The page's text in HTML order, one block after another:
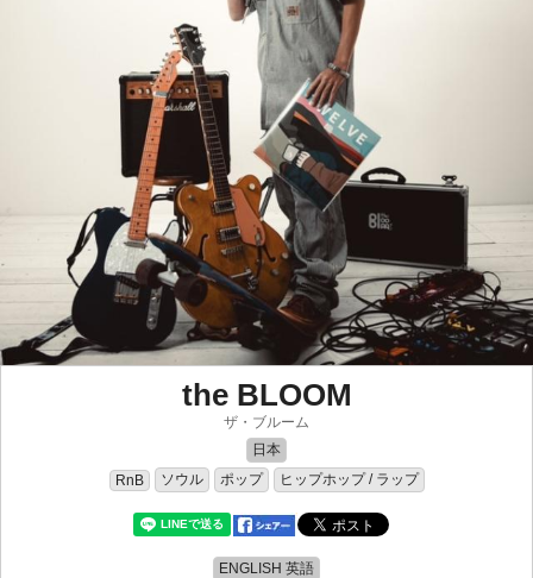
the BLOOM
ザ・ブルーム
日本
RnB
ソウル ポップ ヒップホップ / ラップ
ENGLISH 英語